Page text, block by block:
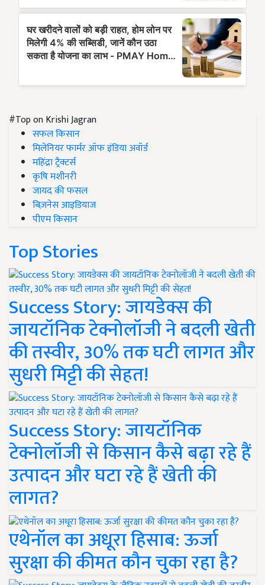
#Top on Krishi Jagran
सफल किसान
मिलेनियर फार्मर ऑफ इंडिया अवॉर्ड
महिंद्रा ट्रैक्टर्स
कृषि मशीनरी
जायद की फसल
बिज़नेस आइडियाज
पीएम किसान
Top Stories
Success Story: जायडेक्स की
जायटॉनिक टेक्नोलॉजी ने बदली खेती
की तस्वीर, 30% तक घटी लागत और
सुधरी मिट्टी की सेहत!
Success Story: जायटॉनिक
टेक्नोलॉजी से किसान कैसे बढ़ा रहे हैं
उत्पादन और घटा रहे हैं खेती की
लागत?
एथेनॉल का अधूरा हिसाब: ऊर्जा
सुरक्षा की कीमत कौन चुका रहा है?